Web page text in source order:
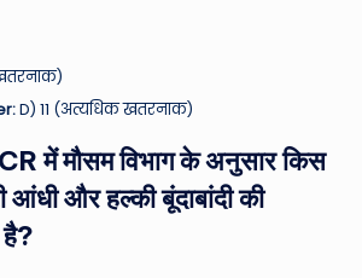
D) 11 (अत्यधिक खतरनाक)
में मौसम विभाग के अनुसार किस
आंधी और हल्की बूंदाबांदी की
है?